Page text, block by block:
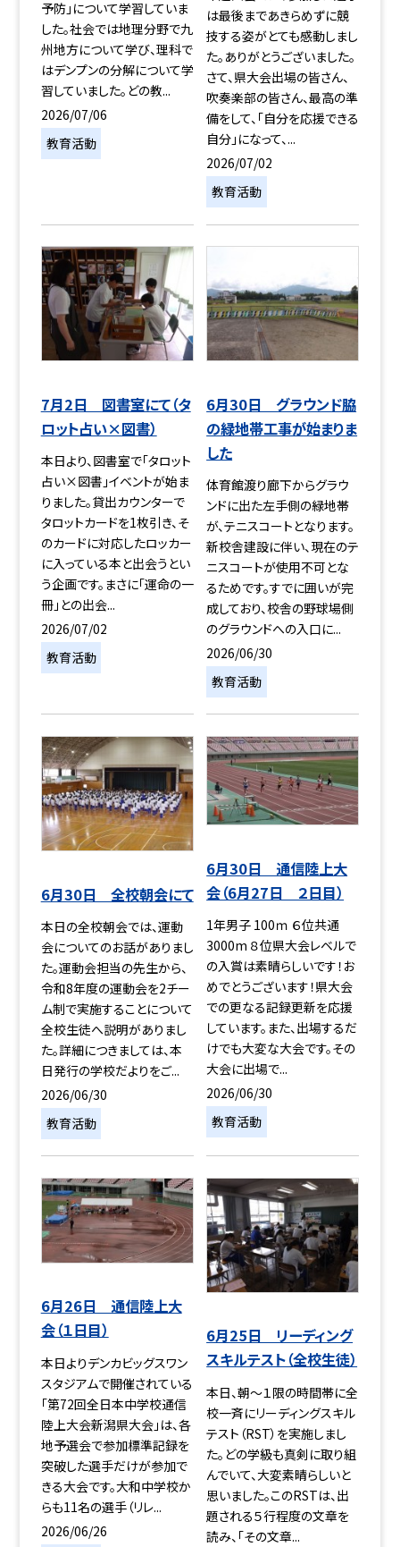
予防」について学習していま
した。社会では地理分野で九
州地方について学び、理科で
はデンプンの分解について学
習していました。どの教...
2026/07/06
教育活動
は最後まであきらめずに競
技する姿がとても感動しまし
た。ありがとうございました。
さて、県大会出場の皆さん、
吹奏楽部の皆さん、最高の準
備をして、「自分を応援できる
自分」になって、...
2026/07/02
教育活動
7月2日 図書室にて（タ
ロット占い×図書）
本日より、図書室で「タロット
占い×図書」イベントが始ま
りました。貸出カウンターで
タロットカードを1枚引き、そ
のカードに対応したロッカー
に入っている本と出会うとい
う企画です。まさに「運命の一
冊」との出会...
2026/07/02
教育活動
6月30日 グラウンド脇
の緑地帯工事が始まりま
した
体育館渡り廊下からグラウ
ンドに出た左手側の緑地帯
が、テニスコートとなります。
新校舎建設に伴い、現在のテ
ニスコートが使用不可とな
るためです。すでに囲いが完
成しており、校舎の野球場側
のグラウンドへの入口に...
2026/06/30
教育活動
6月30日 全校朝会にて
本日の全校朝会では、運動
会についてのお話がありまし
た。運動会担当の先生から、
令和8年度の運動会を2チー
ム制で実施することについて
全校生徒へ説明がありまし
た。詳細につきましては、本
日発行の学校だよりをご...
2026/06/30
教育活動
6月30日 通信陸上大
会（6月27日 ２日目）
1年男子 100ｍ ６位共通
3000m ８位県大会レベルで
の入賞は素晴らしいです！お
めでとうございます！県大会
での更なる記録更新を応援
しています。また、出場するだ
けでも大変な大会です。その
大会に出場で...
2026/06/30
教育活動
6月26日 通信陸上大
会（１日目）
本日よりデンカビッグスワン
スタジアムで開催されている
「第72回全日本中学校通信
陸上大会新潟県大会」は、各
地予選会で参加標準記録を
突破した選手だけが参加で
きる大会です。大和中学校か
らも11名の選手（リレ...
2026/06/26
6月25日 リーディング
スキルテスト（全校生徒）
本日、朝～１限の時間帯に全
校一斉にリーディングスキル
テスト（RST）を実施しまし
た。どの学級も真剣に取り組
んでいて、大変素晴らしいと
思いました。このRSTは、出
題される５行程度の文章を
読み、「その文章...